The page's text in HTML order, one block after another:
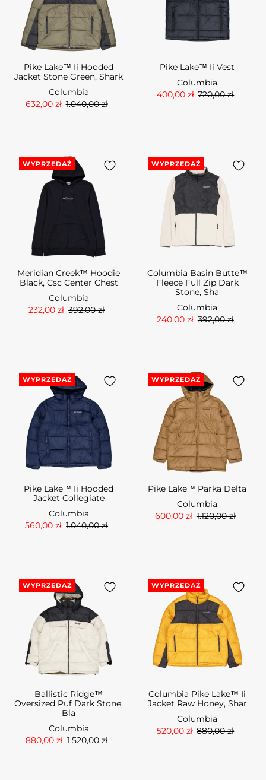
Pike Lake™ Ii Hooded
Jacket Stone Green, Shark
Columbia
632,00 zł 1.040,00 zł
Pike Lake™ Ii Vest
Columbia
400,00 zł 720,00 zł
WYPRZEDAŻ
Meridian Creek™ Hoodie
Black, Csc Center Chest
Columbia
232,00 zł 392,00 zł
WYPRZEDAŻ
Columbia Basin Butte™
Fleece Full Zip Dark
Stone, Sha
Columbia
240,00 zł 392,00 zł
WYPRZEDAŻ
Pike Lake™ Ii Hooded
Jacket Collegiate
Columbia
560,00 zł 1.040,00 zł
WYPRZEDAŻ
Pike Lake™ Parka Delta
Columbia
600,00 zł 1.120,00 zł
WYPRZEDAŻ
Ballistic Ridge™
Oversized Puf Dark Stone,
Bla
Columbia
880,00 zł 1.520,00 zł
WYPRZEDAŻ
Columbia Pike Lake™ Ii
Jacket Raw Honey, Shar
Columbia
520,00 zł 880,00 zł